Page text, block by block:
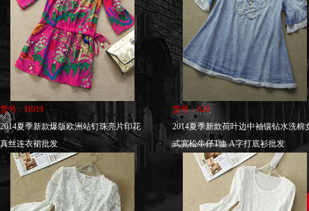
货号：H019
2014夏季新款爆版欧洲站钉珠亮片印花
真丝连衣裙批发
货号：620
2014夏季新款荷叶边中袖镶钻水洗棉
式宽松牛仔T恤 A字打底衫批发